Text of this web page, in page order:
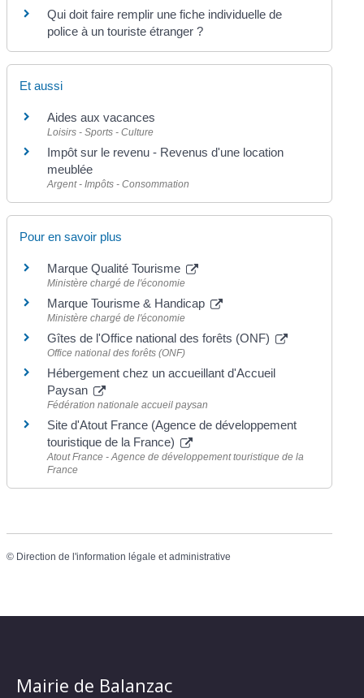
Qui doit faire remplir une fiche individuelle de
police à un touriste étranger ?
Et aussi
Aides aux vacances
Loisirs - Sports - Culture
Impôt sur le revenu - Revenus d'une location
meublée
Argent - Impôts - Consommation
Pour en savoir plus
Marque Qualité Tourisme
Ministère chargé de l'économie
Marque Tourisme & Handicap
Ministère chargé de l'économie
Gîtes de l'Office national des forêts (ONF)
Office national des forêts (ONF)
Hébergement chez un accueillant d'Accueil
Paysan
Fédération nationale accueil paysan
Site d'Atout France (Agence de développement
touristique de la France)
Atout France - Agence de développement touristique de la
France
© Direction de l'information légale et administrative
Mairie de Balanzac